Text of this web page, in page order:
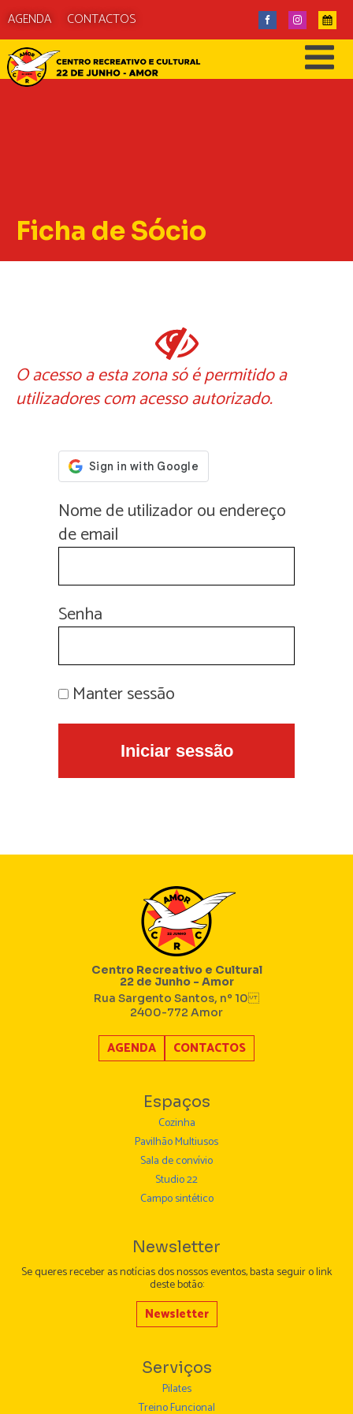
AGENDA CONTACTOS
Ficha de Sócio
O acesso a esta zona só é permitido a
utilizadores com acesso autorizado.
Nome de utilizador ou endereço
de email
Senha
Manter sessão
Centro Recreativo e Cultural
22 de Junho - Amor
Rua Sargento Santos, nº 10
2400-772 Amor
AGENDA CONTACTOS
Espaços
Cozinha
Pavilhão Multiusos
Sala de convívio
Studio 22
Campo sintético
Newsletter
Se queres receber as notícias dos nossos eventos, basta seguir o link
deste botão:
Newsletter
Serviços
Pilates
Treino Funcional